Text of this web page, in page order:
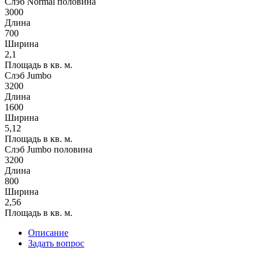
3000
Длина
700
Ширина
2,1
Площадь в кв. м.
Слэб Jumbo
3200
Длина
1600
Ширина
5,12
Площадь в кв. м.
Слэб Jumbo половина
3200
Длина
800
Ширина
2,56
Площадь в кв. м.
Описание
Задать вопрос